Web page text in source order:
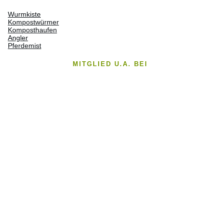
Wurmkiste
Kompostwürmer
Komposthaufen
Angler
Pferdemist
MITGLIED U.A. BEI